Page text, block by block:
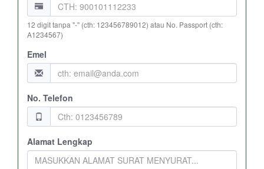
12 digit tanpa "-" (cth: 123456789012) atau No. Passport (cth:
A1234567)
Emel
No. Telefon
Alamat Lengkap